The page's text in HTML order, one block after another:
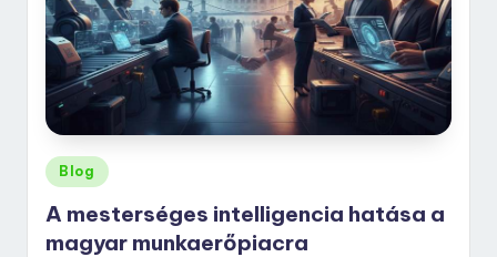
Posted
Blog
A mesterséges intelligencia hatása a
magyar munkaerőpiacra